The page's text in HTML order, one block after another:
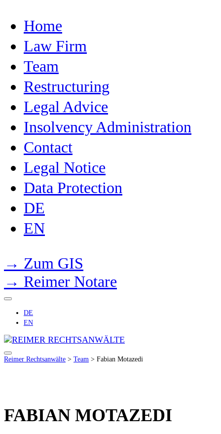
Home
Law Firm
Team
Restructuring
Legal Advice
Insolvency Administration
Contact
Legal Notice
Data Protection
DE
EN
→ Zum GIS
→ Reimer Notare
DE
EN
Reimer Rechtsanwälte > Team > Fabian Motazedi
FABIAN MOTAZEDI